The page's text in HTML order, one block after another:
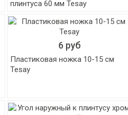
плинтуса 60 мм Tesay
6 руб
Пластиковая ножка 10-15 см
Tesay